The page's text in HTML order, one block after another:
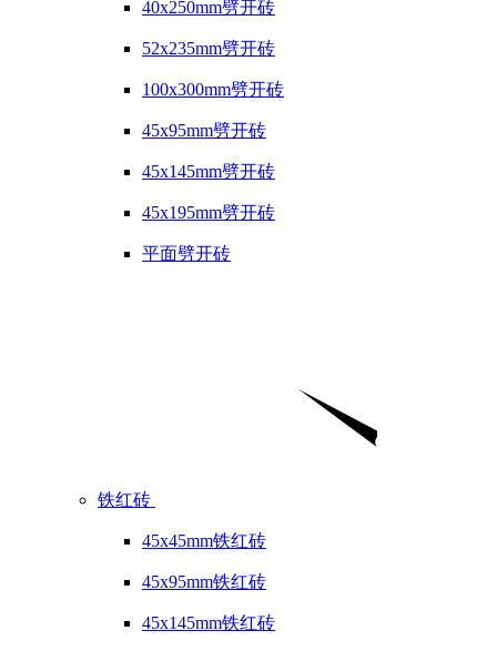
40x250mm劈开砖
52x235mm劈开砖
100x300mm劈开砖
45x95mm劈开砖
45x145mm劈开砖
45x195mm劈开砖
平面劈开砖
铁红砖
45x45mm铁红砖
45x95mm铁红砖
45x145mm铁红砖